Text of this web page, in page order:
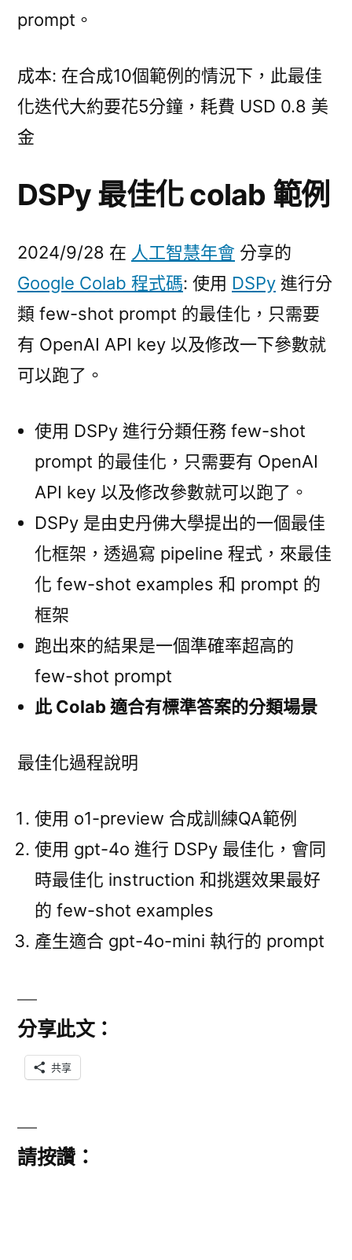
prompt。
成本: 在合成10個範例的情況下，此最佳
化迭代大約要花5分鐘，耗費 USD 0.8 美
金
DSPy 最佳化 colab 範例
2024/9/28 在 人工智慧年會 分享的
Google Colab 程式碼: 使用 DSPy 進行分
類 few-shot prompt 的最佳化，只需要
有 OpenAI API key 以及修改一下參數就
可以跑了。
使用 DSPy 進行分類任務 few-shot
prompt 的最佳化，只需要有 OpenAI
API key 以及修改參數就可以跑了。
DSPy 是由史丹佛大學提出的一個最佳
化框架，透過寫 pipeline 程式，來最佳
化 few-shot examples 和 prompt 的
框架
跑出來的結果是一個準確率超高的
few-shot prompt
此 Colab 適合有標準答案的分類場景
最佳化過程說明
使用 o1-preview 合成訓練QA範例
使用 gpt-4o 進行 DSPy 最佳化，會同
時最佳化 instruction 和挑選效果最好
的 few-shot examples
產生適合 gpt-4o-mini 執行的 prompt
分享此文：
共享
請按讚：